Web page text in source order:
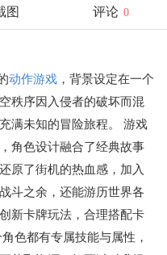
图 评论 0
动作游戏 ，背景设定在一个
秩序因入侵者的破坏而混
满未知的冒险旅程。 游戏
角色设计融合了经典故事
原了街机的热血感，加入
斗之余，还能游历世界各
新卡牌玩法，合理搭配卡
色都有专属技能与属性，